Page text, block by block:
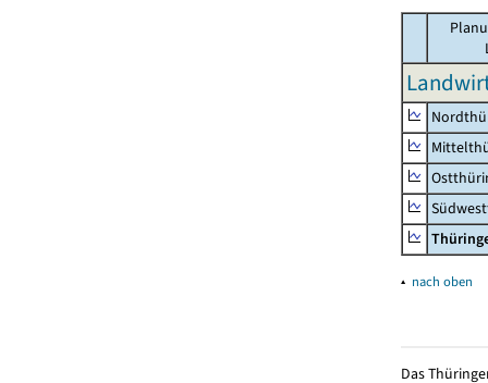
▴ nach oben
Das